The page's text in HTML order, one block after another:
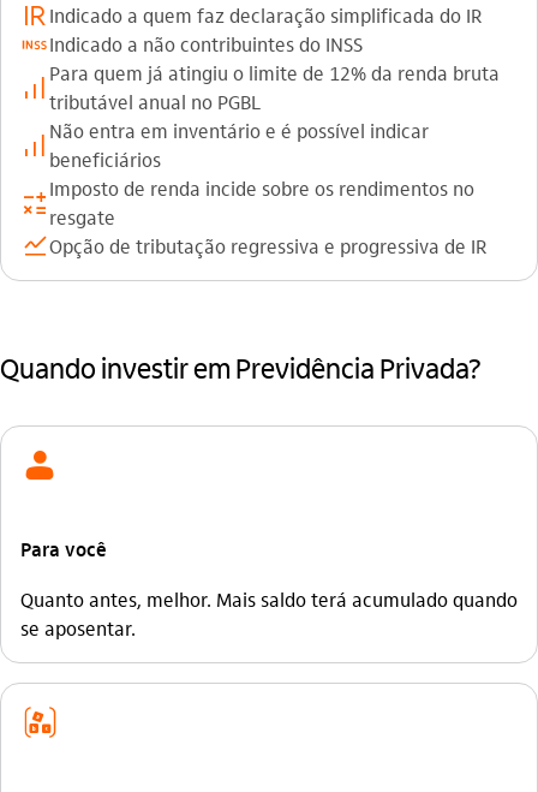
imposto_de_renda Indicado a quem faz declaração simplificada do IR
inssIndicado a não contribuintes do INSS
investimento
Para quem já atingiu o limite de 12% da renda bruta
tributável anual no PGBL
investimento
Não entra em inventário e é possível indicar
beneficiários
calculadora
Imposto de renda incide sobre os rendimentos no
resgate
acoesOpção de tributação regressiva e progressiva de IR
Quando investir em Previdência Privada?
usuario
Para você
Quanto antes, melhor. Mais saldo terá acumulado quando
se aposentar.
seguro_crianca